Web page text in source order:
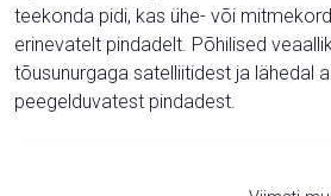
teekonda pidi, kas ühe- või
erinevatelt pindadelt. Põhilised
tõusunurgaga satelliitidest ja lähedal
peegelduvatest pindadest.